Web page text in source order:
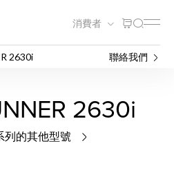
消費者
2630i 聯絡我們
2630i
列的其他型號